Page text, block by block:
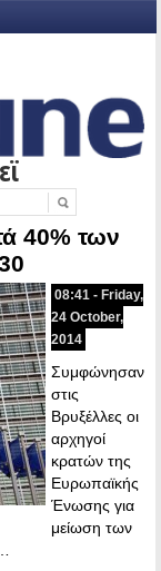
40% των
08:41 - Friday,
24 October,
2014
Συμφώνησαν
στις
Βρυξέλλες οι
αρχηγοί
κρατών της
Ευρωπαϊκής
Ένωσης για
μείωση των